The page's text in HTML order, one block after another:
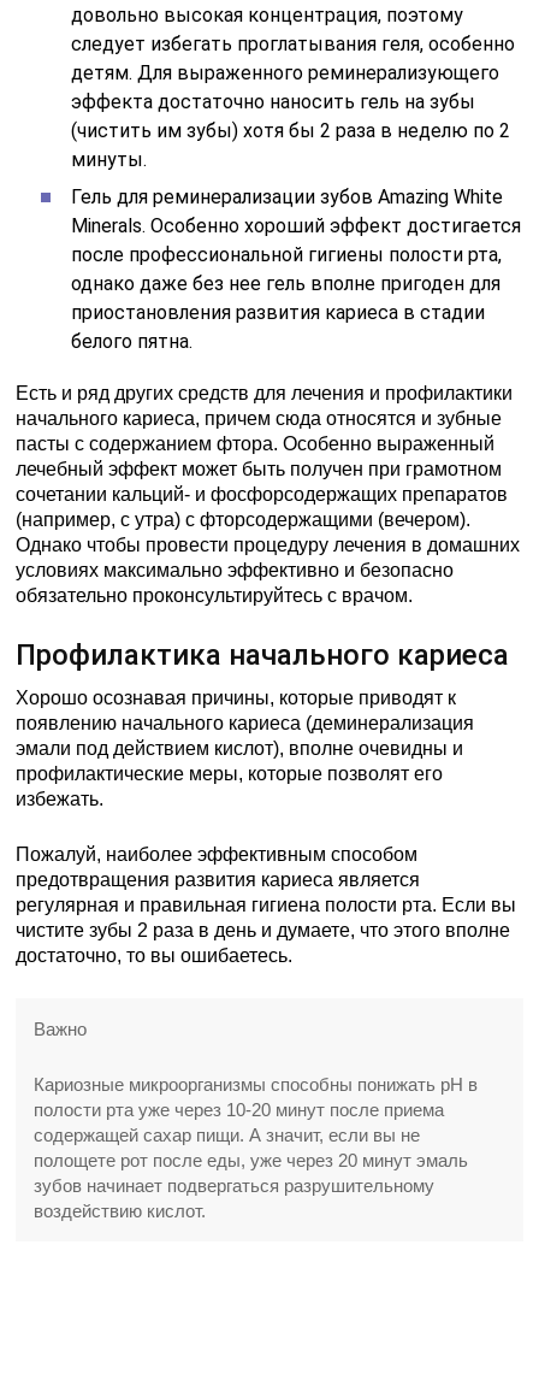
довольно высокая концентрация, поэтому
следует избегать проглатывания геля, особенно
детям. Для выраженного реминерализующего
эффекта достаточно наносить гель на зубы
(чистить им зубы) хотя бы 2 раза в неделю по 2
минуты.
Гель для реминерализации зубов Amazing White
Minerals. Особенно хороший эффект достигается
после профессиональной гигиены полости рта,
однако даже без нее гель вполне пригоден для
приостановления развития кариеса в стадии
белого пятна.
Есть и ряд других средств для лечения и профилактики
начального кариеса, причем сюда относятся и зубные
пасты с содержанием фтора. Особенно выраженный
лечебный эффект может быть получен при грамотном
сочетании кальций- и фосфорсодержащих препаратов
(например, с утра) с фторсодержащими (вечером).
Однако чтобы провести процедуру лечения в домашних
условиях максимально эффективно и безопасно
обязательно проконсультируйтесь с врачом.
Профилактика начального кариеса
Хорошо осознавая причины, которые приводят к
появлению начального кариеса (деминерализация
эмали под действием кислот), вполне очевидны и
профилактические меры, которые позволят его
избежать.
Пожалуй, наиболее эффективным способом
предотвращения развития кариеса является
регулярная и правильная гигиена полости рта. Если вы
чистите зубы 2 раза в день и думаете, что этого вполне
достаточно, то вы ошибаетесь.
Важно
Кариозные микроорганизмы способны понижать pH в
полости рта уже через 10-20 минут после приема
содержащей сахар пищи. А значит, если вы не
полощете рот после еды, уже через 20 минут эмаль
зубов начинает подвергаться разрушительному
воздействию кислот.